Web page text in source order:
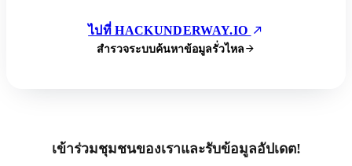
ไปที่ HACKUNDERWAY.IO
สำรวจระบบค้นหาข้อมูลรั่วไหล
เข้าร่วมชุมชนของเราและรับข้อมูลอัปเดต!